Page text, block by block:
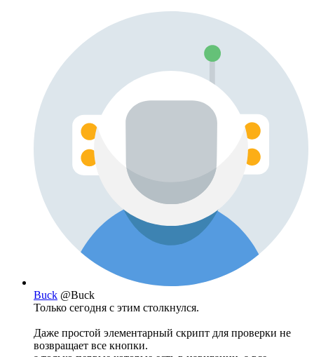
Buck @Buck
Только сегодня с этим столкнулся.
Даже простой элементарный скрипт для проверки не
возвращает все кнопки.